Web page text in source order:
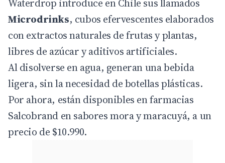
Waterdrop introduce en Chile sus llamados
Microdrinks, cubos efervescentes elaborados
con extractos naturales de frutas y plantas,
libres de azúcar y aditivos artificiales.
Al disolverse en agua, generan una bebida
ligera, sin la necesidad de botellas plásticas.
Por ahora, están disponibles en farmacias
Salcobrand en sabores mora y maracuyá, a un
precio de $10.990.